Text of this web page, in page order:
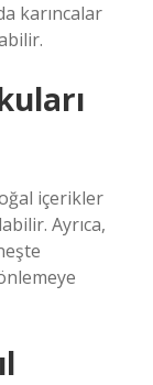
karıncalar
içerikler
Ayrıca,